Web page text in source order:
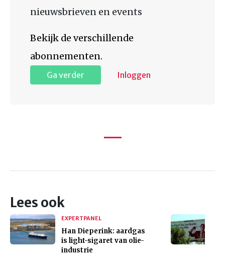
nieuwsbrieven en events
Bekijk de verschillende
abonnementen.
Ga verder Inloggen
Lees ook
EXPERTPANEL
Han Dieperink: aardgas
is light-sigaret van olie-
industrie